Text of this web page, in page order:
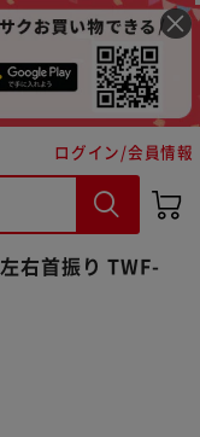
ログイン/会員情報
右首振り TWF-